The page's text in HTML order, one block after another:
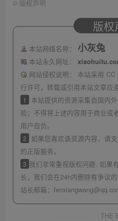
© 版权声明
版权
本站网络名称： 小灰兔
本站永久网址：
网站侵权说明：
本站采用 CC
行许可，转载或引用本站文章应
1
本站提供的资源采集自国内
验；不得将上述内容用于商业或
用户自负。
2
如果您喜欢该资源内容，请
的正版服务。
3 我们非常重视版权问题, 如果
长，我们会在24h内删除有争议的
站长邮箱：
THE